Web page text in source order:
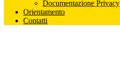
Documentazione Privacy
Orientamento
Contatti